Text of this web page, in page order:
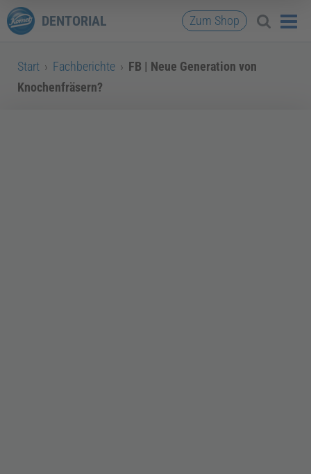
DENTORIAL Zum Shop
Start › Fachberichte › FB | Neue Generation von
Knochenfräsern?